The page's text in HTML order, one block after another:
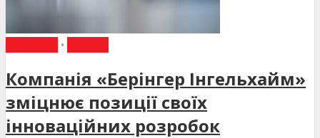
•
Компанія «Берінгер Інгельхайм»
зміцнює позиції своїх
інноваційних розробок